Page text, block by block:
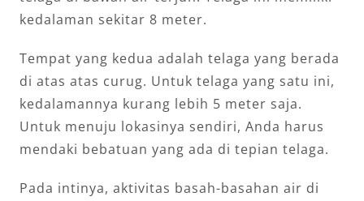
kedalaman sekitar 8 meter.
Tempat yang kedua adalah telaga yang berada
di atas atas curug. Untuk telaga yang satu ini,
kedalamannya kurang lebih 5 meter saja.
Untuk menuju lokasinya sendiri, Anda harus
mendaki bebatuan yang ada di tepian telaga.
Pada intinya, aktivitas basah-basahan air di